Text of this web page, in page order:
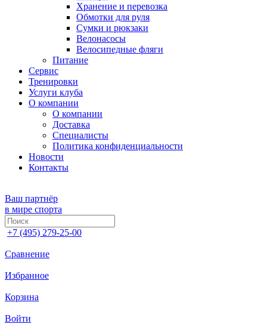
Хранение и перевозка
Обмотки для руля
Сумки и рюкзаки
Велонасосы
Велосипедные фляги
Питание
Сервис
Тренировки
Услуги клуба
О компании
О компании
Доставка
Специалисты
Политика конфиденциальности
Новости
Контакты
Ваш партнёр
в мире спорта
+7 (495) 279-25-00
Сравнение
Избранное
Корзина
Войти